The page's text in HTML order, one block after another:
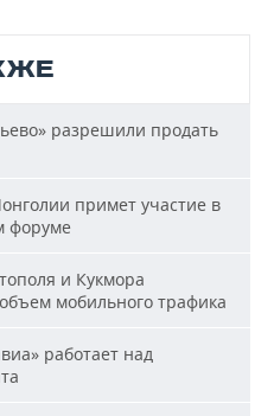
разрешили продать
примет участие в
форуме
и Кукмора
мобильного трафика
работает над